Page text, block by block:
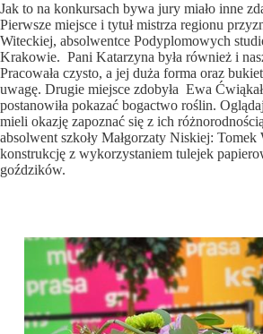
Jak to na konkursach bywa jury miało inne
Pierwsze miejsce i tytuł mistrza regionu
Witeckiej, absolwentce Podyplomowych
Krakowie. Pani Katarzyna była również i
Pracowała czysto, a jej duża forma oraz
uwagę. Drugie miejsce zdobyła Ewa
postanowiła pokazać bogactwo roślin.
mieli okazję zapoznać się z ich
absolwent szkoły Małgorzaty Niskiej: Tomek
konstrukcję z wykorzystaniem tulejek
goździków.